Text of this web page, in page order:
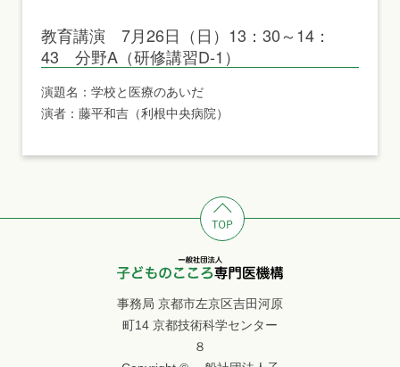
教育講演 7月26日（日）13：30～14：
43 分野A（研修講習D-1）
演題名：学校と医療のあいだ
演者：藤平和吉（利根中央病院）
事務局 京都市左京区吉田河原
町14 京都技術科学センター
８